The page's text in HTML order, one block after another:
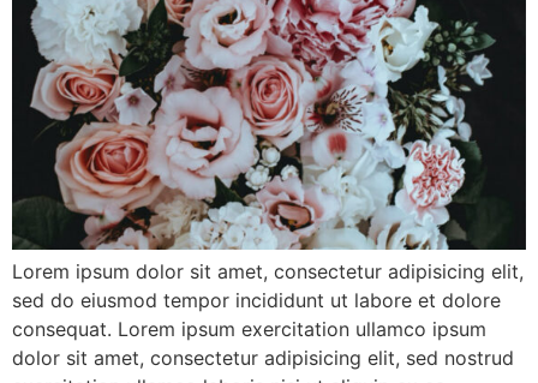
Lorem ipsum dolor sit amet, consectetur adipisicing elit,
sed do eiusmod tempor incididunt ut labore et dolore
consequat. Lorem ipsum exercitation ullamco ipsum
dolor sit amet, consectetur adipisicing elit, sed nostrud